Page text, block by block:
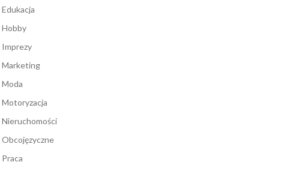
Edukacja
Hobby
Imprezy
Marketing
Moda
Motoryzacja
Nieruchomości
Obcojęzyczne
Praca